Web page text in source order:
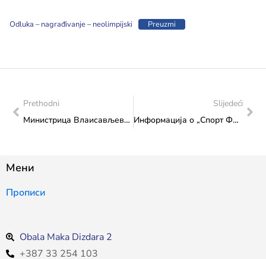
Odluka – nagrađivanje – neolimpijski Preuzmi
Prethodni
Министрица Влаисављевић у Љубушком отворила научно-стручни скуп „Културна баштина и савременост” у поводу обиљежавања 140. годишњице првог музеја у БиХ Хумац 1884. – 2024.“
Slijedeći
Информација о „Спорт Форум Хунгарy 2024“
Мени
Прописи
Obala Maka Dizdara 2
+387 33 254 103